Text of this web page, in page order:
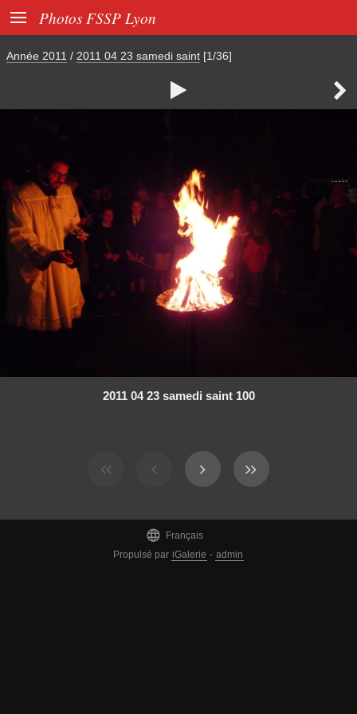
 Photos FSSP Lyon
Année 2011 / 2011 04 23 samedi saint [1/36]
 
2011 04 23 samedi saint 100

Français
Propulsé par iGalerie - admin